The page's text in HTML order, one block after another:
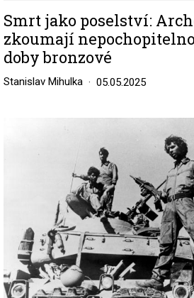
Smrt jako poselství:
zkoumají
doby bronzové
Stanislav Mihulka 05.05.2025